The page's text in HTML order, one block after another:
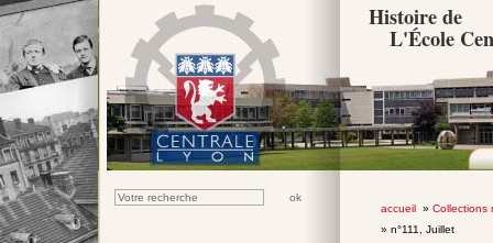
Histoire de
L'École
accueil» Collections
» n°111, Juillet